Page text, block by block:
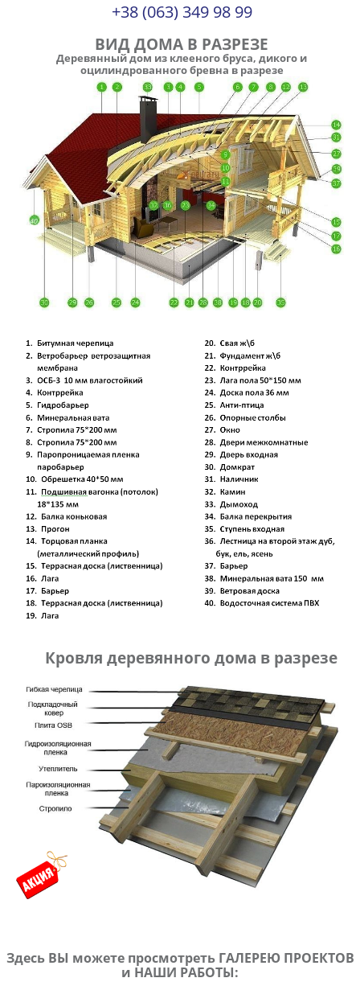
+38 (063) 349 98 99
ВИД ДОМА В РАЗРЕЗЕ
Деревянный дом из клееного бруса, дикого и
оцилиндрованного бревна в разрезе
Кровля деревянного дома в разрезе
Здесь ВЫ можете просмотреть ГАЛЕРЕЮ ПРОЕКТОВ
и НАШИ РАБОТЫ: